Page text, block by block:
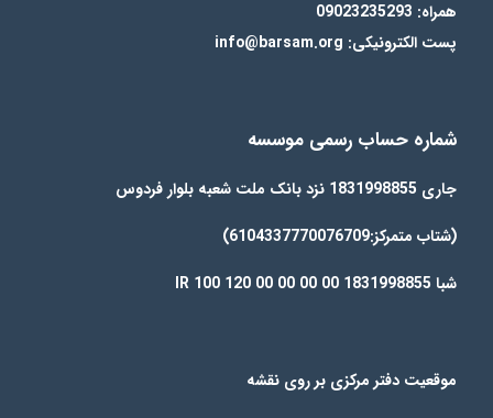
همراه: 09023235293
پست الکترونیکی: info@barsam.org
شماره حساب رسمی موسسه
جاری 1831998855 نزد بانک ملت شعبه بلوار فردوس
(شتاب متمرکز:6104337770076709)
شبا IR 100 120 00 00 00 00 1831998855
موقعیت دفتر مرکزی بر روی نقشه